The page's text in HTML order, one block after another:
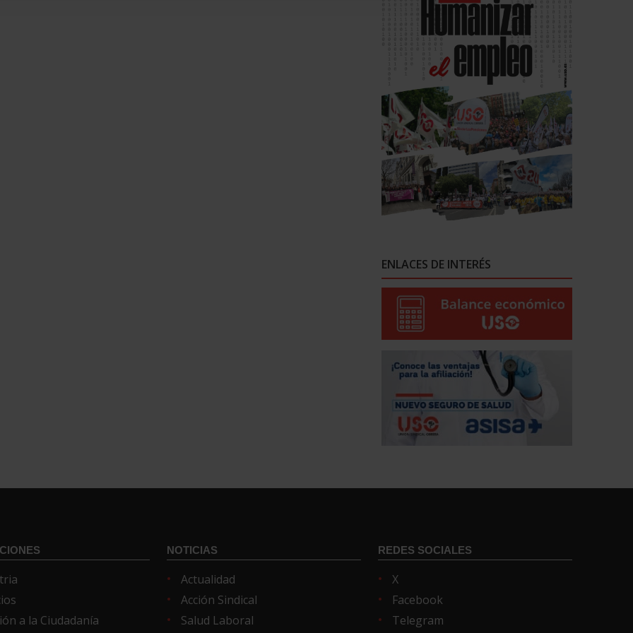
ENLACES DE INTERÉS
a la Ciudadanía
NOTICIAS
Actualidad
Acción Sindical
Salud Laboral
REDES SOCIALES
X
Facebook
Telegram